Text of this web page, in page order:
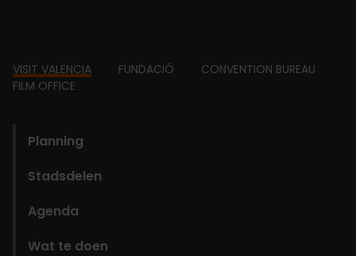
Footer
VISIT VALENCIA FUNDACIÓ
CONVENTION BUREAU
FILM OFFICE
Planning
Stadsdelen
Agenda
Wat te doen